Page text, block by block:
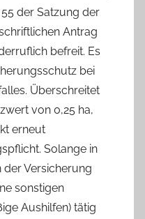
der Satzung der
Antrag
befreit. Es
bei
Überschreitet
von 0,25 ha,
erneut
Solange in
Versicherung
sonstigen
Aushilfen) tätig